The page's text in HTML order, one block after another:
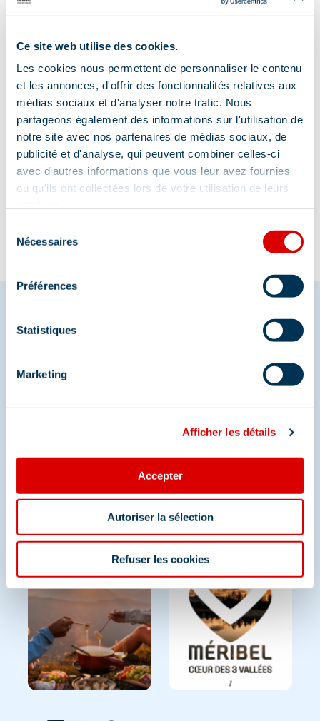
Ce site web utilise des cookies.
Les cookies nous permettent de personnaliser le contenu
et les annonces, d'offrir des fonctionnalités relatives aux
médias sociaux et d'analyser notre trafic. Nous
partageons également des informations sur l'utilisation de
notre site avec nos partenaires de médias sociaux, de
publicité et d'analyse, qui peuvent combiner celles-ci
avec d'autres informations que vous leur avez fournies
ou qu'ils ont collectées lors de votre utilisation de leurs
Nécessaires
Préférences
Statistiques
Marketing
Afficher les détails
Accepter
Autoriser la sélection
Refuser les cookies
Adresse :
Résidence la Tougnète - 388 Rue des Glaciers,
73550 Méribel
Information mise à jour le
28/01/2026
Méribel